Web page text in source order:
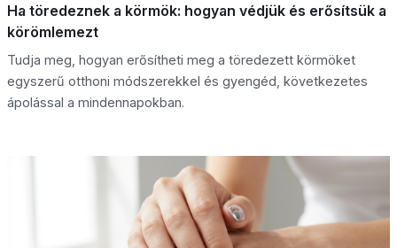
Ha töredeznek a körmök: hogyan védjük és erősítsük a
körömlemezt
Tudja meg, hogyan erősítheti meg a töredezett körmöket
egyszerű otthoni módszerekkel és gyengéd, következetes
ápolással a mindennapokban.